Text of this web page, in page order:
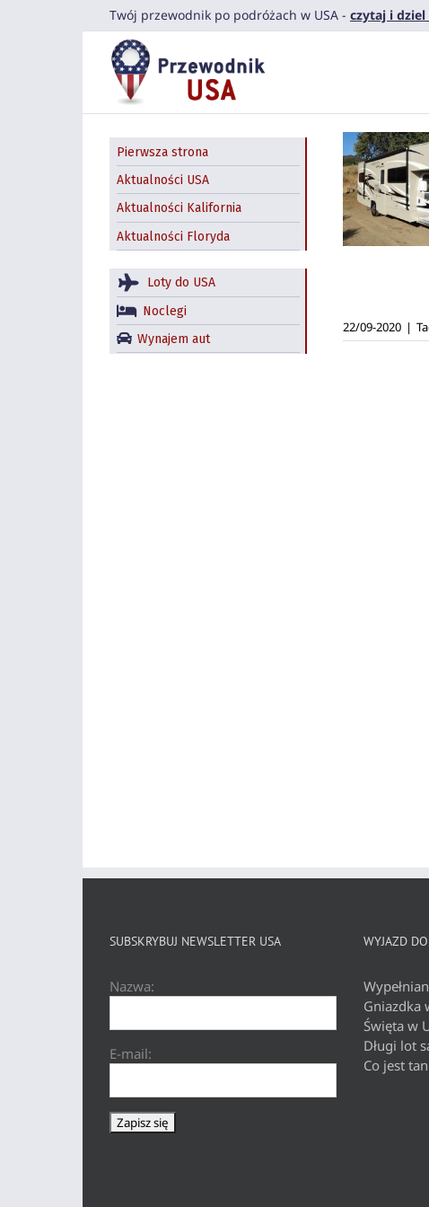
Twój przewodnik po podróżach w USA - czytaj i
22/09-2020 |
Pierwsza strona
Aktualności USA
Aktualności Kalifornia
Aktualności Floryda
Loty do USA
Noclegi
Wynajem aut
SUBSKRYBUJ NEWSLETTER USA
Nazwa:
E-mail:
WYJAZD
Gniazdka
Święta w
Długi lot
Co jest